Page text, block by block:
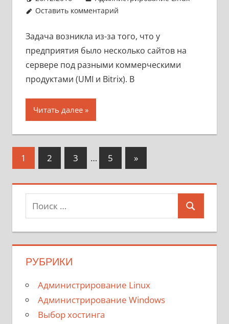
Оставить комментарий
Задача возникла из-за того, что у
предприятия было несколько сайтов на
сервере под разными коммерческими
продуктами (UMI и Bitrix). В
Читать далее
Пагинация
1 2 3 … 5
Следующие
записи
»
Поиск
для:
Поиск
РУБРИКИ
Администрирование Linux
Администрирование Windows
Выбор хостинга